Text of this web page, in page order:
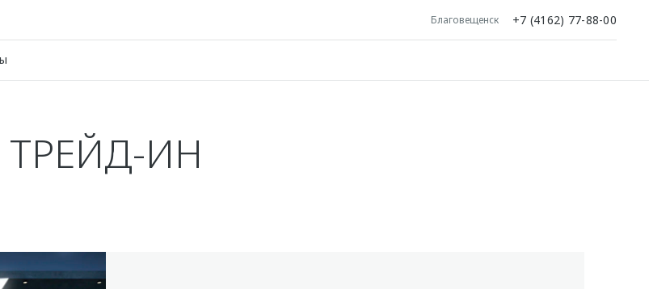
Благовещенск +7 (4162) 77-88-00
TРЕЙД-ИН